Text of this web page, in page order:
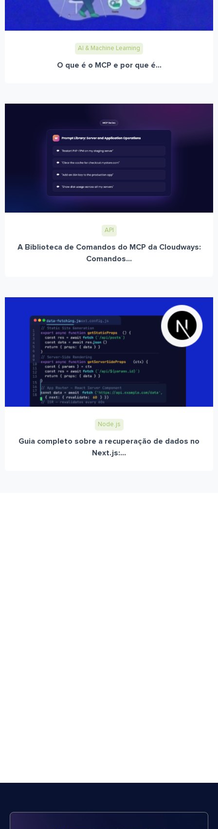
AI & Machine Learning
O que é o MCP e por que é...
API
A Biblioteca de Comandos do MCP da Cloudways:
Comandos...
Node.js
Guia completo sobre a recuperação de dados no
Next.js:...